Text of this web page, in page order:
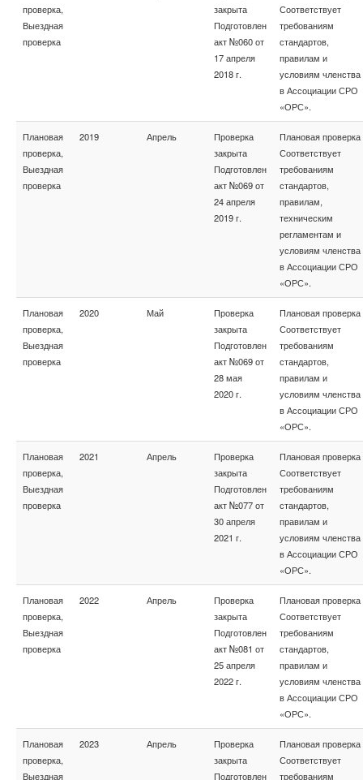
проверка,
Выездная
проверка
закрыта
Подготовлен
акт №060 от
17 апреля
2018 г.
Соответствует
требованиям
стандартов,
правилам и
условиям членства
в Ассоциации СРО
«ОРС».
Плановая
проверка,
Выездная
проверка
2019 Апрель
Проверка
закрыта
Подготовлен
акт №069 от
24 апреля
2019 г.
Плановая проверка
Соответствует
требованиям
стандартов,
правилам,
техническим
регламентам и
условиям членства
в Ассоциации СРО
«ОРС».
Плановая
проверка,
Выездная
проверка
2020 Май
Проверка
закрыта
Подготовлен
акт №069 от
28 мая
2020 г.
Плановая проверка
Соответствует
требованиям
стандартов,
правилам и
условиям членства
в Ассоциации СРО
«ОРС».
Плановая
проверка,
Выездная
проверка
2021 Апрель
Проверка
закрыта
Подготовлен
акт №077 от
30 апреля
2021 г.
Плановая проверка
Соответствует
требованиям
стандартов,
правилам и
условиям членства
в Ассоциации СРО
«ОРС».
Плановая
проверка,
Выездная
проверка
2022 Апрель
Проверка
закрыта
Подготовлен
акт №081 от
25 апреля
2022 г.
Плановая проверка
Соответствует
требованиям
стандартов,
правилам и
условиям членства
в Ассоциации СРО
«ОРС».
Плановая
проверка,
Выездная
2023 Апрель
Проверка
закрыта
Подготовлен
Плановая проверка
Соответствует
требованиям